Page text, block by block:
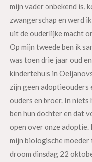
mijn vader onbekend is,
zwangerschap en werd
uit de ouderlijke macht
Op mijn tweede ben ik
was toen drie jaar oud
kindertehuis in
zijn geen adoptieouders
ouders en broer. In niets
ben hun dochter en dat
open over onze adoptie.
mijn biologische moeder
droom dinsdag 22